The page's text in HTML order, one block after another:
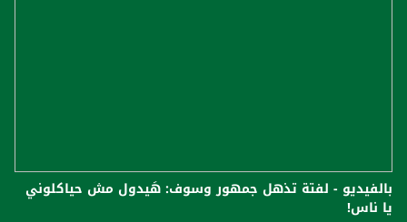
بالفيديو - لفتة تذهل جمهور وسوف: هَيدول مش حياكلوني
يا ناس!